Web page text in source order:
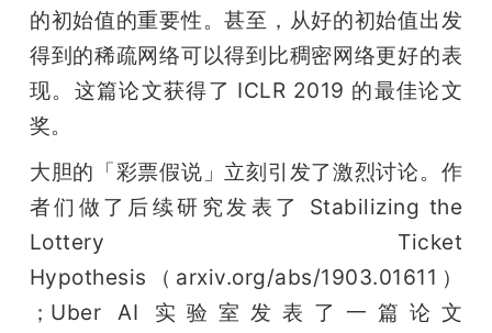
的初始值的重要性。甚至，从好的初始值出发
得到的稀疏网络可以得到比稠密网络更好的表
现。这篇论文获得了 ICLR 2019 的最佳论文
奖。
大胆的「彩票假说」立刻引发了激烈讨论。作
者们做了后续研究发表了 Stabilizing the
Lottery Ticket
Hypothesis（arxiv.org/abs/1903.01611）
；Uber AI 实验室发表了一篇论文